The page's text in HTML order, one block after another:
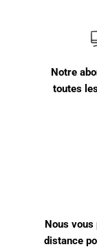
Notre
toutes
Nous
distance